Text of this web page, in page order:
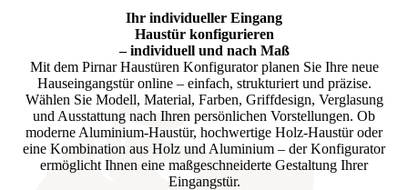
Ihr individueller Eingang
Haustür konfigurieren
– individuell und nach Maß
Mit dem Pirnar Haustüren Konfigurator planen Sie Ihre neue
Hauseingangstür online – einfach, strukturiert und präzise.
Wählen Sie Modell, Material, Farben, Griffdesign, Verglasung
und Ausstattung nach Ihren persönlichen Vorstellungen. Ob
moderne Aluminium-Haustür, hochwertige Holz-Haustür oder
eine Kombination aus Holz und Aluminium – der Konfigurator
ermöglicht Ihnen eine maßgeschneiderte Gestaltung Ihrer
Eingangstür.